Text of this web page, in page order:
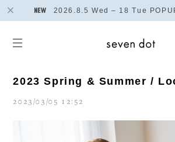
2026.8.5 Wed – 18 Tue
2023 Spring & Summer /
2023/03/05 12:52